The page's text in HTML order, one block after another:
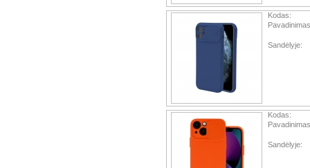
Kodas:
Sandėlyje:
Kodas:
Sandėlyje: